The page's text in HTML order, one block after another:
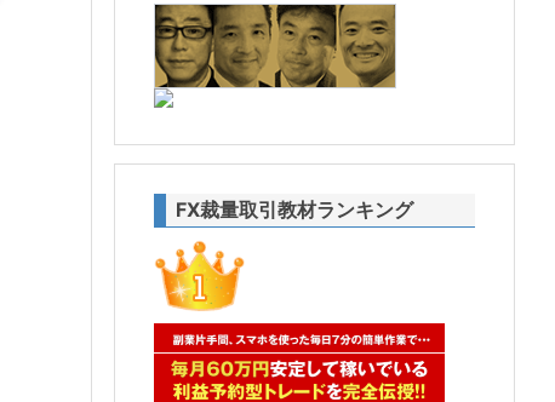
FX裁量取引教材ランキング